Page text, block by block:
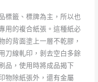
標籤、標牌為主，所以也
用的複合紙張。這種紙必
的背面塗上一層不乾膠，
刀線軋印，剝去空白多餘
品，使用時將成品揭下
物除紙張外，還有金屬